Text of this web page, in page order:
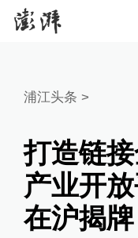
浦江头条 >
打造链
产业开
在沪揭牌